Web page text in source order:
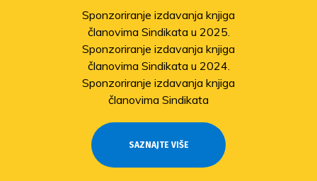
Sponzoriranje izdavanja knjiga
članovima Sindikata u 2025.
Sponzoriranje izdavanja knjiga
članovima Sindikata u 2024.
Sponzoriranje izdavanja knjiga
članovima Sindikata
SAZNAJTE VIŠE